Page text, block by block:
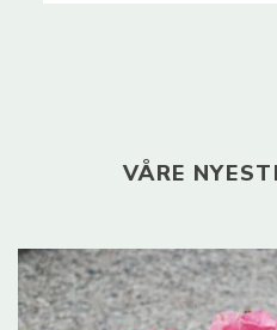
VÅRE